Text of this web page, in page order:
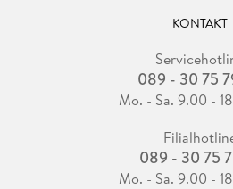
KONTAKT
089 - 30 75
Mo. - Sa. 9.00 -
089 - 30 75
Mo. - Sa. 9.00 -